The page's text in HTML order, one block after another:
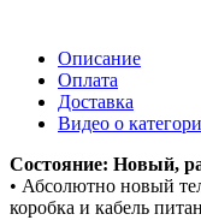
Описание
Оплата
Доставка
Видео о
Состояние: Новый,
• Абсолютно новый
коробка и кабель